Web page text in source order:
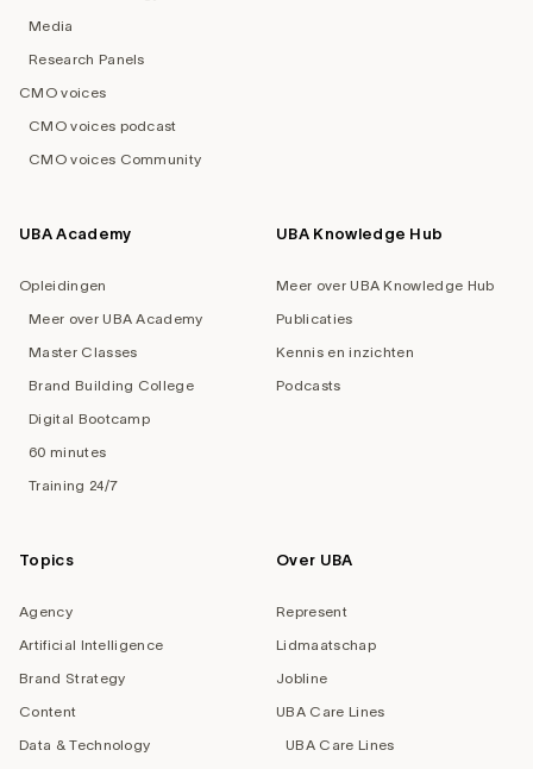
Media
Research Panels
CMO voices
CMO voices podcast
CMO voices Community
UBA Academy
Opleidingen
Meer over UBA Academy
Master Classes
Brand Building College
Digital Bootcamp
60 minutes
Training 24/7
UBA Knowledge Hub
Meer over UBA Knowledge Hub
Publicaties
Kennis en inzichten
Podcasts
Topics
Agency
Artificial Intelligence
Brand Strategy
Content
Data & Technology
Over UBA
Represent
Lidmaatschap
Jobline
UBA Care Lines
UBA Care Lines